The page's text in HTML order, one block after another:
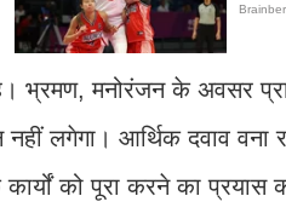
मनोरंजन के अवसर
लगेगा। आर्थिक दवाव वना
को पूरा करने का प्रयास